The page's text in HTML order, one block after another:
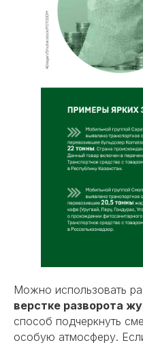
Можно использовать
верстке разворота
способ подчеркнуть
особую атмосферу.